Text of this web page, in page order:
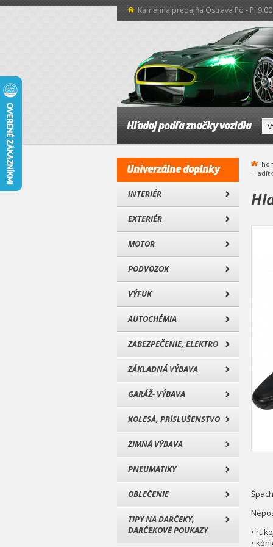
Kamenná predajňa Ostrava Po - Pi
Hľadaj podľa značky vozidla
Univerzálne doplnky
INTERIÉR
EXTERIÉR
MOTOR
PODVOZOK
VÝFUK
AUTOCHÉMIA
ZABEZPEČENIE, ELEKTRO
ZÁKLADNÁ VÝBAVA
GARÁŽ- VÝBAVA
KOLESÁ, PRÍSLUŠENSTVO
ZIMNÁ VÝBAVA
PNEUMATIKY
OBLEČENIE
TIPY NA DARČEKY,
DARČEKOVÉ POUKAZY
•
•